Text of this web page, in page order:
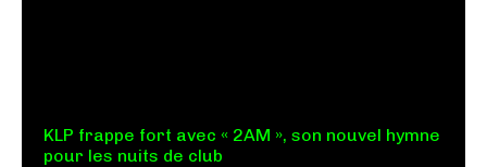
KLP frappe fort avec « 2AM », son nouvel hymne
pour les nuits de club